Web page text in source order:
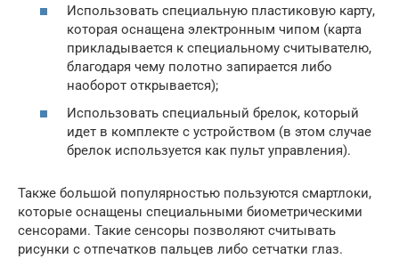
Использовать специальную пластиковую карту,
которая оснащена электронным чипом (карта
прикладывается к специальному считывателю,
благодаря чему полотно запирается либо
наоборот открывается);
Использовать специальный брелок, который
идет в комплекте с устройством (в этом случае
брелок используется как пульт управления).
Также большой популярностью пользуются смартлоки,
которые оснащены специальными биометрическими
сенсорами. Такие сенсоры позволяют считывать
рисунки с отпечатков пальцев либо сетчатки глаз.